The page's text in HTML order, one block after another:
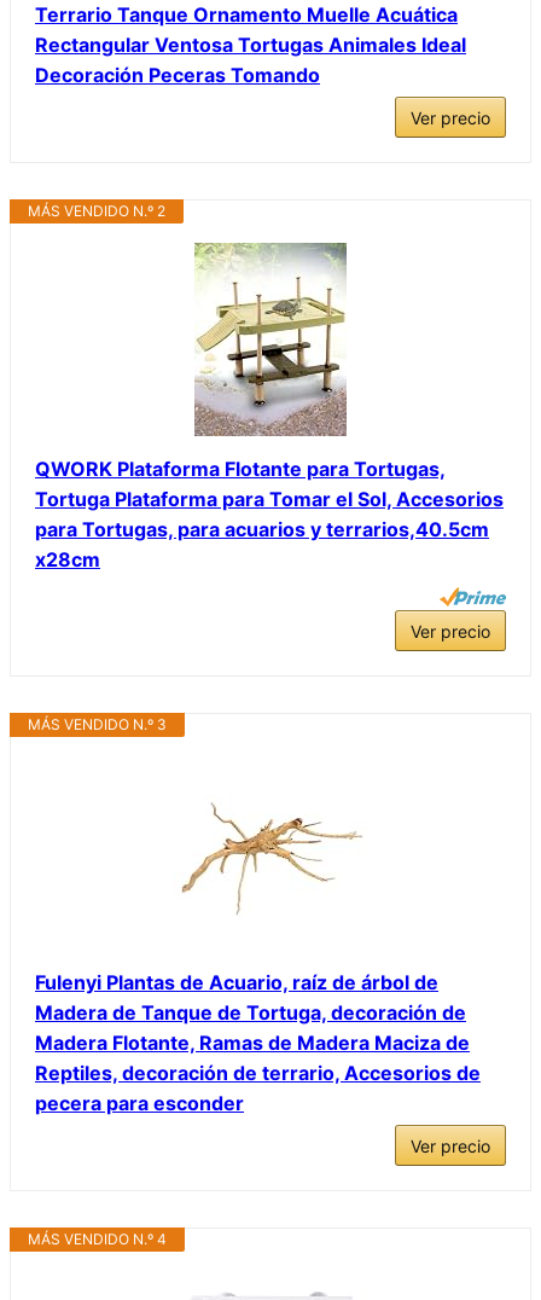
Terrario Tanque Ornamento Muelle Acuática
Rectangular Ventosa Tortugas Animales Ideal
Decoración Peceras Tomando
Ver precio
MÁS VENDIDO N.º 2
QWORK Plataforma Flotante para Tortugas,
Tortuga Plataforma para Tomar el Sol, Accesorios
para Tortugas, para acuarios y terrarios,40.5cm
x28cm
Ver precio
MÁS VENDIDO N.º 3
Fulenyi Plantas de Acuario, raíz de árbol de
Madera de Tanque de Tortuga, decoración de
Madera Flotante, Ramas de Madera Maciza de
Reptiles, decoración de terrario, Accesorios de
pecera para esconder
Ver precio
MÁS VENDIDO N.º 4